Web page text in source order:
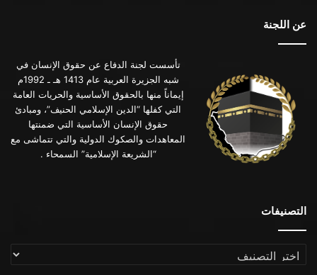
عن اللجنة
تأسست لجنة الدفاع عن حقوق الإنسان في
شبه الجزيرة العربية عام 1413 هـ ـ 1992م
إيماناً منها بالحقوق الأساسية والحريات العامة
التي كفلها “الدين الإسلامي الحنيف”، ومبادئ
حقوق الإنسان الأساسية التي ضمنتها
المعاهدات والصكوك الدولية والتي تتماشى مع
“الشريعة الإسلامية” السمحاء .
التصنيفات
التصنيفات